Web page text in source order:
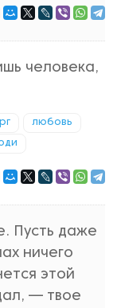
человека,
любовь
Пусть даже
ничего
этой
— твое